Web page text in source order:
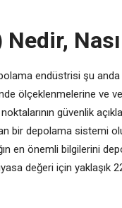
endüstrisi şu
ölçeklenmelerine ve
güvenlik
bir depolama sistemi
en önemli bilgilerini
değeri için yaklaşık